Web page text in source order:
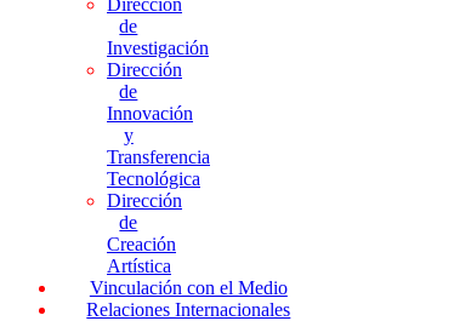
Dirección
de
Investigación
Dirección
de
Innovación
y
Transferencia
Tecnológica
Dirección
de
Creación
Artística
Vinculación con el Medio
Relaciones Internacionales